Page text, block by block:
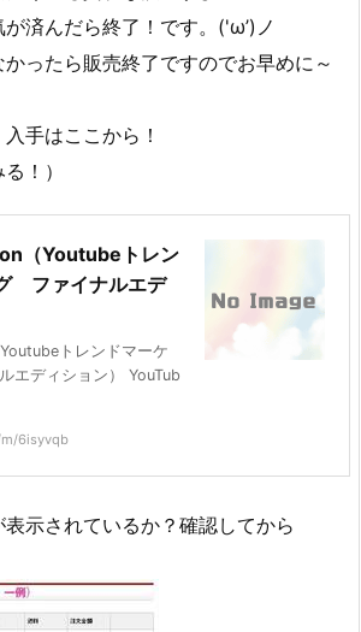
済んだら終了！です。('ω’)ノ
ったら販売終了ですのでお早めに～
手はここから！
！）
（Youtubeトレン
ファイナルエデ
トレンドマーケ
エディション） YouTub
6isyvqb
示されているか？確認してから